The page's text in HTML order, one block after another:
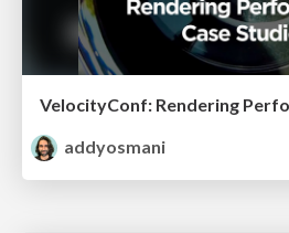
addyosmani